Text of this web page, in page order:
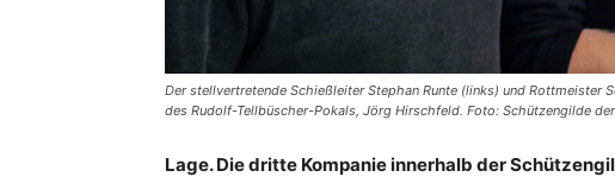
Der stellvertretende Schießleiter Stephan Runte (links) und Rottmeister
des Rudolf-Tellbüscher-Pokals, Jörg Hirschfeld. Foto: Schützengilde
Lage. Die dritte Kompanie innerhalb der